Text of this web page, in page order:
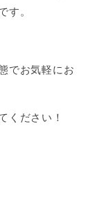
す。
でお気軽にお
ください！